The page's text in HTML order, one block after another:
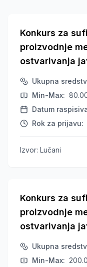
Konkurs za
proizvodnje
ostvarivanja
javnog
2026. godini
Ukupna
Min-Max:
Datum
Rok za prijavu:
Izvor: Lučani
Konkurs za
proizvodnje
ostvarivanja
javnog
2026. godini
Ukupna
Min-Max: